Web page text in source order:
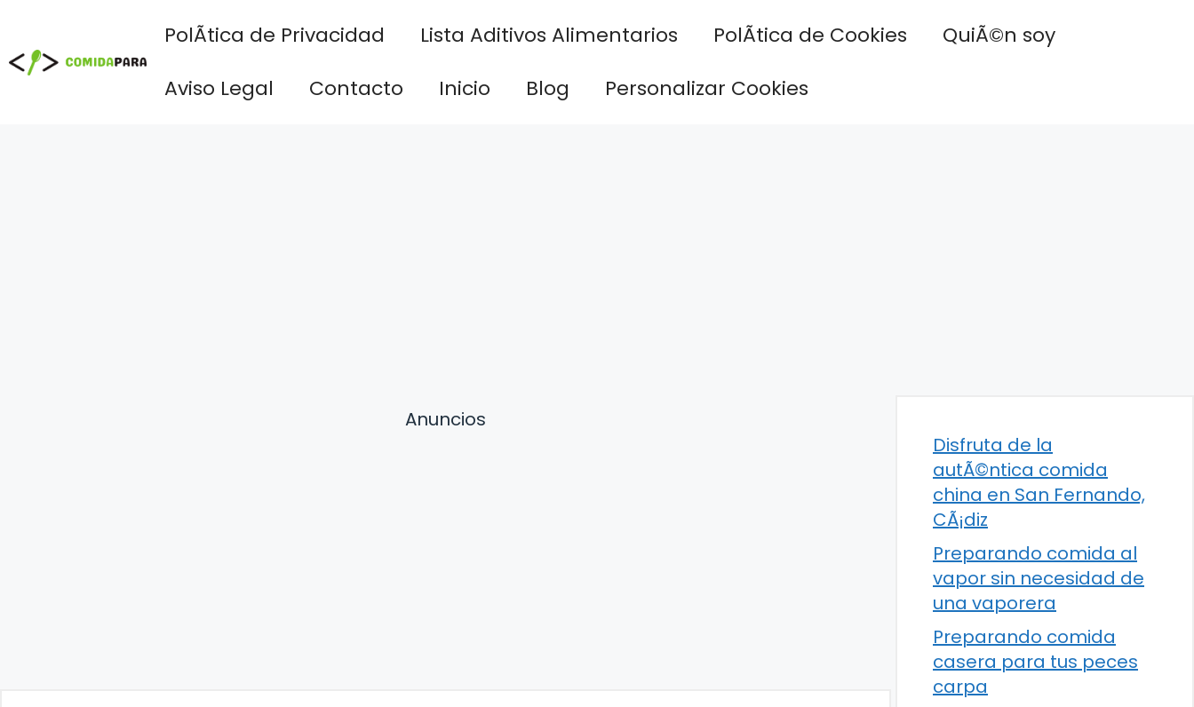
contenido
PolÃ­tica de Privacidad Lista Aditivos Alimentarios PolÃ­tica de Cookies
QuiÃ©n soy
Aviso Legal
Contacto Inicio Blog Personalizar Cookies
Anuncios
Disfruta de la
autÃ©ntica comida
china en San Fernando,
CÃ¡diz
Preparando comida al
vapor sin necesidad de
una vaporera
Preparando comida
casera para tus peces
carpa